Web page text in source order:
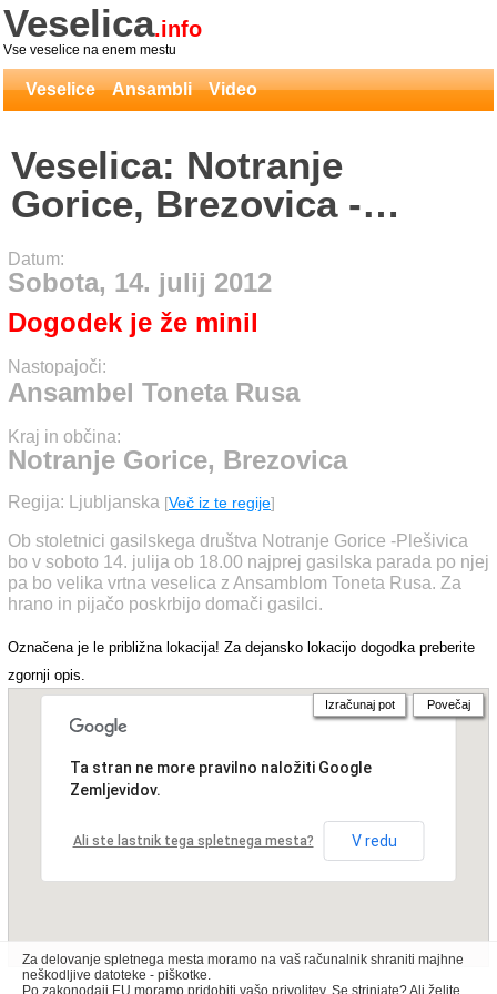
Veselica.info
Vse veselice na enem mestu
Veselice Ansambli Video
Veselica: Notranje
Gorice, Brezovica -
Ansambel Toneta Rusa
Datum:
Sobota, 14. julij 2012
Dogodek je že minil
Nastopajoči:
Ansambel Toneta Rusa
Kraj in občina:
Notranje Gorice, Brezovica
Regija: Ljubljanska [Več iz te regije]
Ob stoletnici gasilskega društva Notranje Gorice -Plešivica
bo v soboto 14. julija ob 18.00 najprej gasilska parada po njej
pa bo velika vrtna veselica z Ansamblom Toneta Rusa. Za
hrano in pijačo poskrbijo domači gasilci.
Označena je le približna lokacija! Za dejansko lokacijo dogodka preberite
zgornji opis.
Ta stran ne more pravilno naložiti Google
Zemljevidov.
Ali ste lastnik tega spletnega mesta? V redu
Izračunaj pot Povečaj
Za delovanje spletnega mesta moramo na vaš računalnik shraniti majhne
neškodljive datoteke - piškotke.
Po zakonodaji EU moramo pridobiti vašo privolitev. Se strinjate? Ali želite